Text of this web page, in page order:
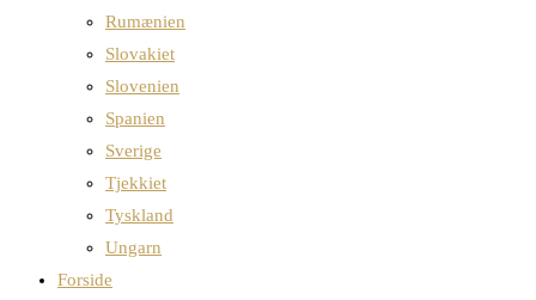
Rumænien
Slovakiet
Slovenien
Spanien
Sverige
Tjekkiet
Tyskland
Ungarn
Forside